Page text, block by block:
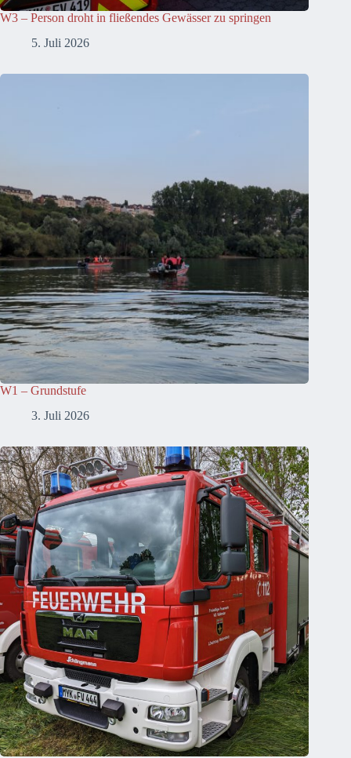
W3 – Person droht in fließendes Gewässer zu springen
5. Juli 2026
W1 – Grundstufe
3. Juli 2026